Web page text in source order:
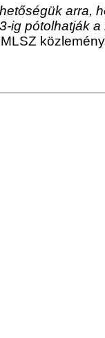
arra,
ig pótolhatják a